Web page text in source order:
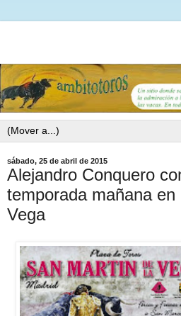
sábado, 25 de abril de 2015
Alejandro Conquero
temporada mañana
Vega